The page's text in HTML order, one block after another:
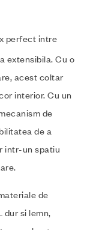
perfect intre
extensibila. Cu o
acest coltar
interior. Cu un
de
de a
intr-un spatiu
de
dur si lemn,